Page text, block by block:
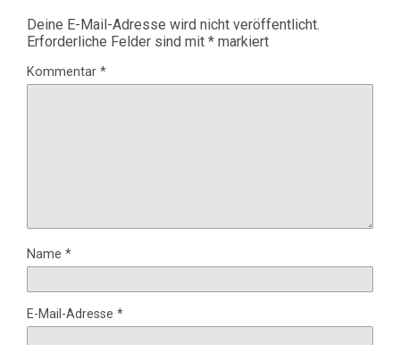
Deine E-Mail-Adresse wird nicht veröffentlicht.
Erforderliche Felder sind mit * markiert
Kommentar *
Name *
E-Mail-Adresse *